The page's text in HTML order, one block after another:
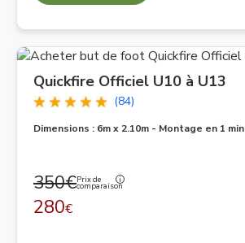
Quickfire Officiel U10 à U13
(84)
Dimensions : 6m x 2.10m - Montage en 1 min
350€Prix de
comparaison
280€